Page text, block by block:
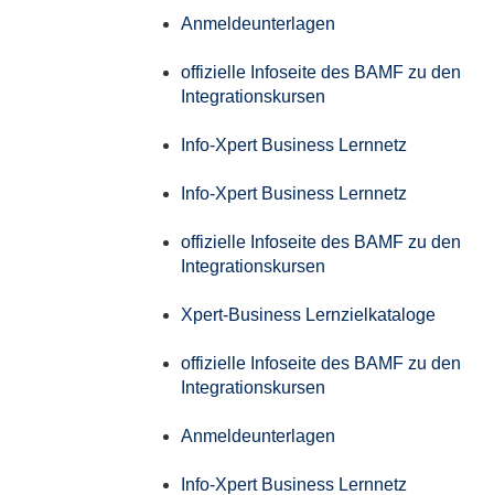
Anmeldeunterlagen
offizielle Infoseite des BAMF zu den
Integrationskursen
Info-Xpert Business Lernnetz
Info-Xpert Business Lernnetz
offizielle Infoseite des BAMF zu den
Integrationskursen
Xpert-Business Lernzielkataloge
offizielle Infoseite des BAMF zu den
Integrationskursen
Anmeldeunterlagen
Info-Xpert Business Lernnetz